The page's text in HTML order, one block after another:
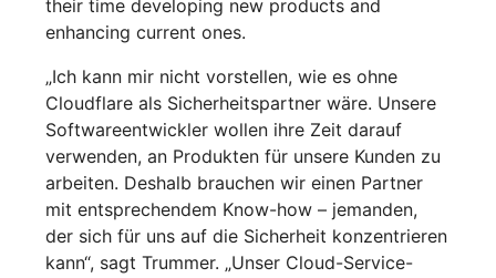
their time developing new products and
enhancing current ones.
„Ich kann mir nicht vorstellen, wie es ohne
Cloudflare als Sicherheitspartner wäre. Unsere
Softwareentwickler wollen ihre Zeit darauf
verwenden, an Produkten für unsere Kunden zu
arbeiten. Deshalb brauchen wir einen Partner
mit entsprechendem Know-how – jemanden,
der sich für uns auf die Sicherheit konzentrieren
kann“, sagt Trummer. „Unser Cloud-Service-